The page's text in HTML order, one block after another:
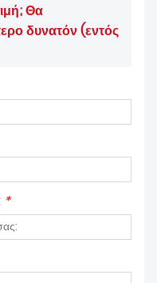
Θα
δυνατόν (εντός
*